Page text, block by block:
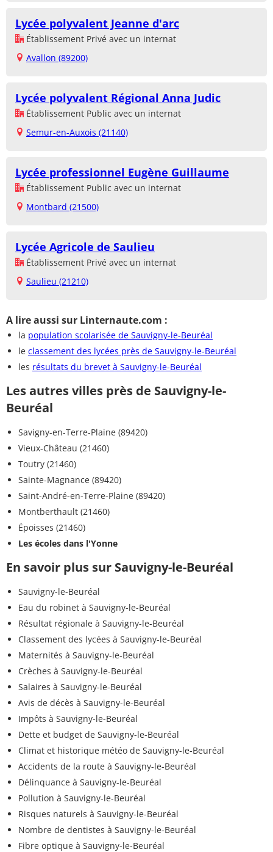
Lycée polyvalent Jeanne d'arc
Établissement Privé avec un internat
Avallon (89200)
Lycée polyvalent Régional Anna Judic
Établissement Public avec un internat
Semur-en-Auxois (21140)
Lycée professionnel Eugène Guillaume
Établissement Public avec un internat
Montbard (21500)
Lycée Agricole de Saulieu
Établissement Privé avec un internat
Saulieu (21210)
A lire aussi sur Linternaute.com :
la population scolarisée de Sauvigny-le-Beuréal
le classement des lycées près de Sauvigny-le-Beuréal
les résultats du brevet à Sauvigny-le-Beuréal
Les autres villes près de Sauvigny-le-
Beuréal
Savigny-en-Terre-Plaine (89420)
Vieux-Château (21460)
Toutry (21460)
Sainte-Magnance (89420)
Saint-André-en-Terre-Plaine (89420)
Montberthault (21460)
Époisses (21460)
Les écoles dans l'Yonne
En savoir plus sur Sauvigny-le-Beuréal
Sauvigny-le-Beuréal
Eau du robinet à Sauvigny-le-Beuréal
Résultat régionale à Sauvigny-le-Beuréal
Classement des lycées à Sauvigny-le-Beuréal
Maternités à Sauvigny-le-Beuréal
Crèches à Sauvigny-le-Beuréal
Salaires à Sauvigny-le-Beuréal
Avis de décès à Sauvigny-le-Beuréal
Impôts à Sauvigny-le-Beuréal
Dette et budget de Sauvigny-le-Beuréal
Climat et historique météo de Sauvigny-le-Beuréal
Accidents de la route à Sauvigny-le-Beuréal
Délinquance à Sauvigny-le-Beuréal
Pollution à Sauvigny-le-Beuréal
Risques naturels à Sauvigny-le-Beuréal
Nombre de dentistes à Sauvigny-le-Beuréal
Fibre optique à Sauvigny-le-Beuréal